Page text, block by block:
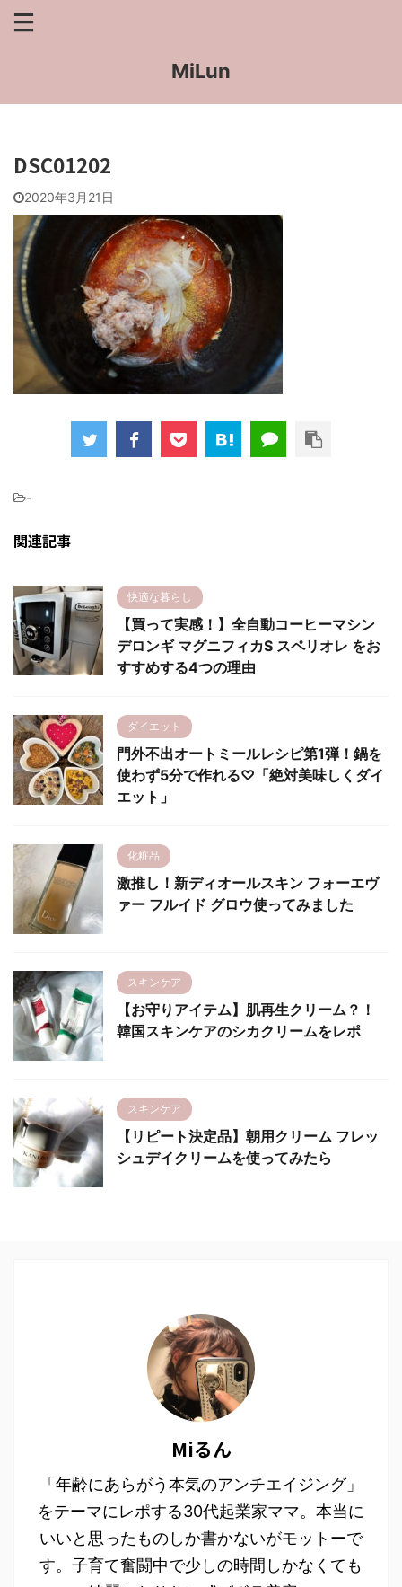
MiLun
DSC01202
2020年3月21日
-
関連記事
快適な暮らし
【買って実感！】全自動コーヒーマシン
デロンギ マグニフィカS スペリオレ をお
すすめする4つの理由
ダイエット
門外不出オートミールレシピ第1弾！鍋を
使わず5分で作れる♡「絶対美味しくダイ
エット」
化粧品
激推し！新ディオールスキン フォーエヴ
ァー フルイド グロウ使ってみました
スキンケア
【お守りアイテム】肌再生クリーム？！
韓国スキンケアのシカクリームをレポ
スキンケア
【リピート決定品】朝用クリーム フレッ
シュデイクリームを使ってみたら
Miるん
「年齢にあらがう本気のアンチエイジング」
をテーマにレポする30代起業家ママ。本当に
いいと思ったものしか書かないがモットーで
す。子育て奮闘中で少しの時間しかなくても